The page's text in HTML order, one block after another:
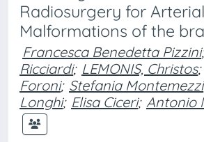
Radiosurgery for
Malformations of the
Francesca Benedetta Pizzini;
Ricciardi; LEMONIS, Christos;
Foroni; Stefania Montemezzi
Longhi; Elisa Ciceri; Antonio